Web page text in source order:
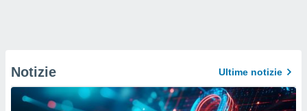
Notizie Ultime notizie